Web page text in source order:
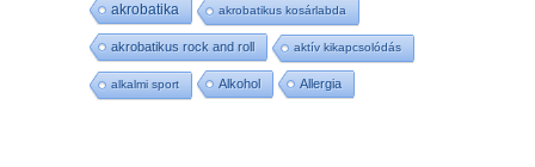
akrobatika akrobatikus kosárlabda
akrobatikus rock and roll aktív kikapcsolódás
alkalmi sport Alkohol Allergia